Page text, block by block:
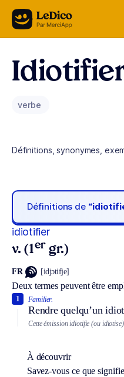
Aller au contenu
verbe
Définitions, synonymes,
Définitions de
idiotifier
v. (1er gr.)
FR [idjɔtifje]
Deux termes peuvent être
Familier.
Rendre quelqu’un
1
Cette émission idiotifie (ou
À découvrir
Savez-vous ce que